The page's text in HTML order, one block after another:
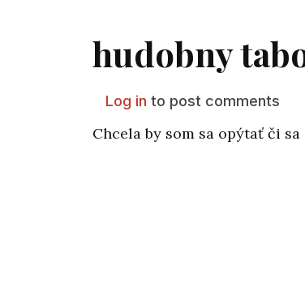
hudobny
Log in to post comments
Chcela by som sa opýtať či